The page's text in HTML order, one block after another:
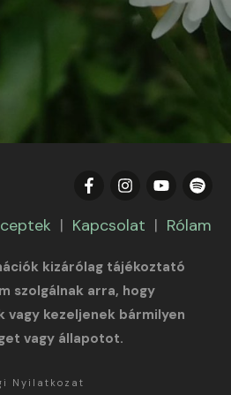
| Kapcsolat | Rólam
kizárólag tájékoztató
szolgálnak arra, hogy
vagy kezeljenek bármilyen
vagy állapotot.
Nyilatkozat